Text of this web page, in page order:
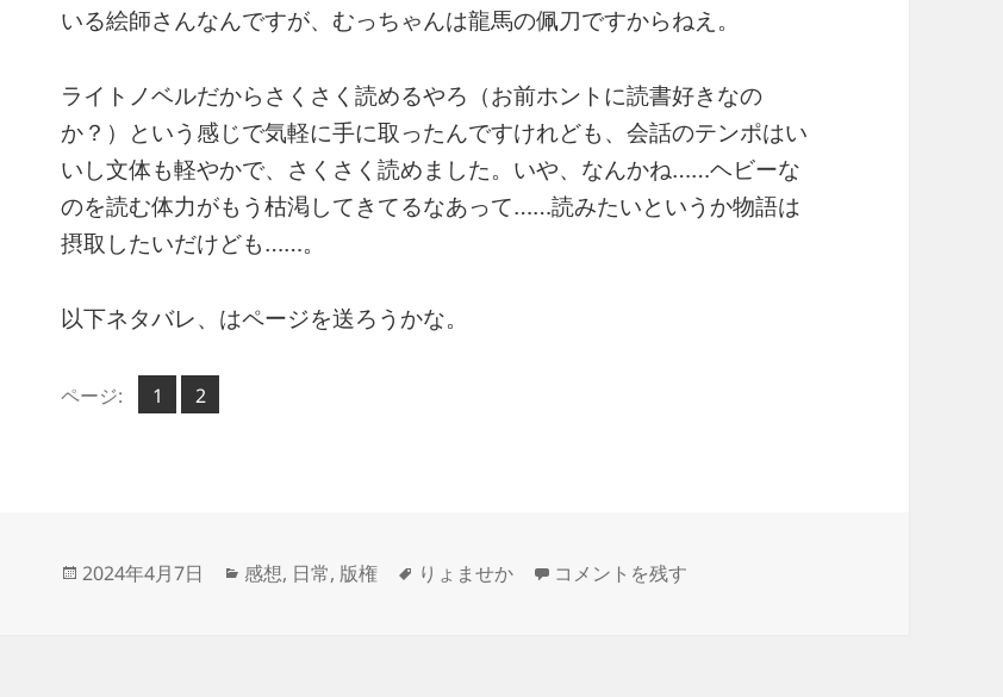
いる絵師さんなんですが、むっちゃんは龍馬の佩刀ですからねえ。
ライトノベルだからさくさく読めるやろ（お前ホントに読書好きなの
か？）という感じで気軽に手に取ったんですけれども、会話のテンポはい
いし文体も軽やかで、さくさく読めました。いや、なんかね……ヘビーな
のを読む体力がもう枯渇してきてるなあって……読みたいというか物語は
摂取したいだけども……。
以下ネタバレ、はページを送ろうかな。
ページ:
ペ
1 ,
ペ
2
投
2024年4月7日
カ
感想, 日常, 版権
タ
りょませか #りょませか 読んだよ に
コメントを残す